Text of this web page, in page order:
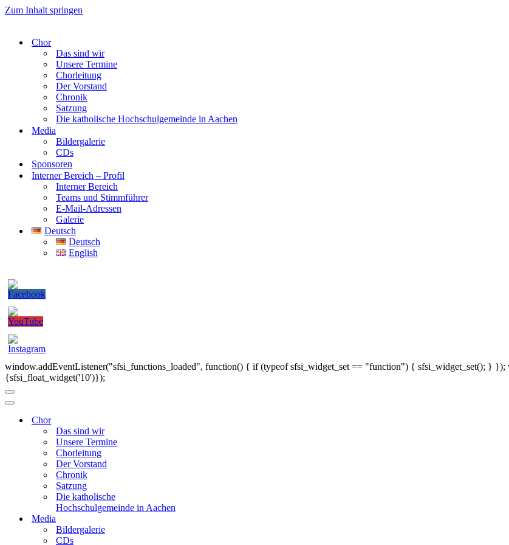
Zum Inhalt springen
Chor
Das sind wir
Unsere Termine
Chorleitung
Der Vorstand
Chronik
Satzung
Die katholische Hochschulgemeinde in Aachen
Media
Bildergalerie
CDs
Sponsoren
Interner Bereich – Profil
Interner Bereich
Teams und Stimmführer
E-Mail-Adressen
Galerie
Deutsch
Deutsch
English
window.addEventListener("sfsi_functions_loaded", function() { if (typeof sfsi_widget_set == "function") { sfsi_widget_set(); } });
{sfsi_float_widget('10')});
Navigationsmenü
Navigationsmenü
Chor
Das sind wir
Unsere Termine
Chorleitung
Der Vorstand
Chronik
Satzung
Die katholische
Hochschulgemeinde in Aachen
Media
Bildergalerie
CDs